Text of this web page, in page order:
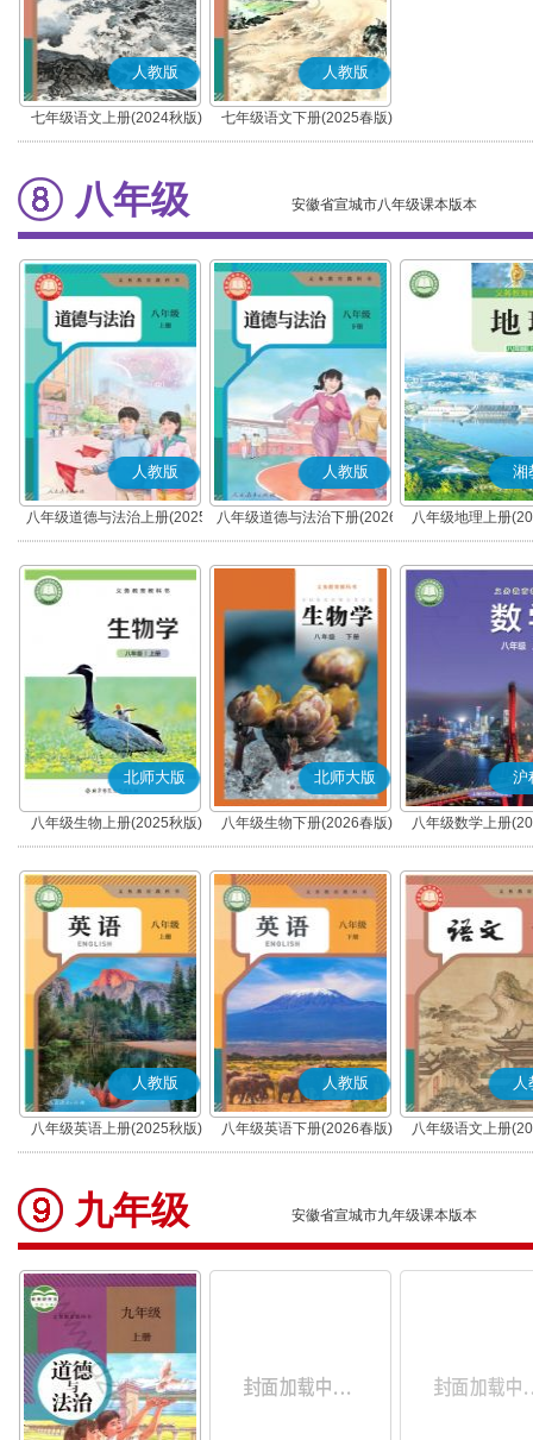
人教版
七年级语文上册(2024秋版)
(部编版)
人教版
七年级语文下册(2025春版)
(部编版)
八年级 安徽省宣城市八年级课本版本
人教版
八年级道德与法治上册(2025
秋版)(部编版)
人教版
八年级道德与法治下册(2026
春版)(部编版)
湘
八年级地理上册
北师大版
八年级生物上册(2025秋版)
北师大版
八年级生物下册(2026春版)
沪
八年级数学上册
人教版
八年级英语上册(2025秋版)
人教版
八年级英语下册(2026春版)
人
八年级语文上册
(部编版)
九年级 安徽省宣城市九年级课本版本